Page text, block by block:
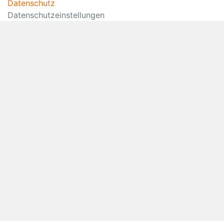
Datenschutz
Datenschutzeinstellungen